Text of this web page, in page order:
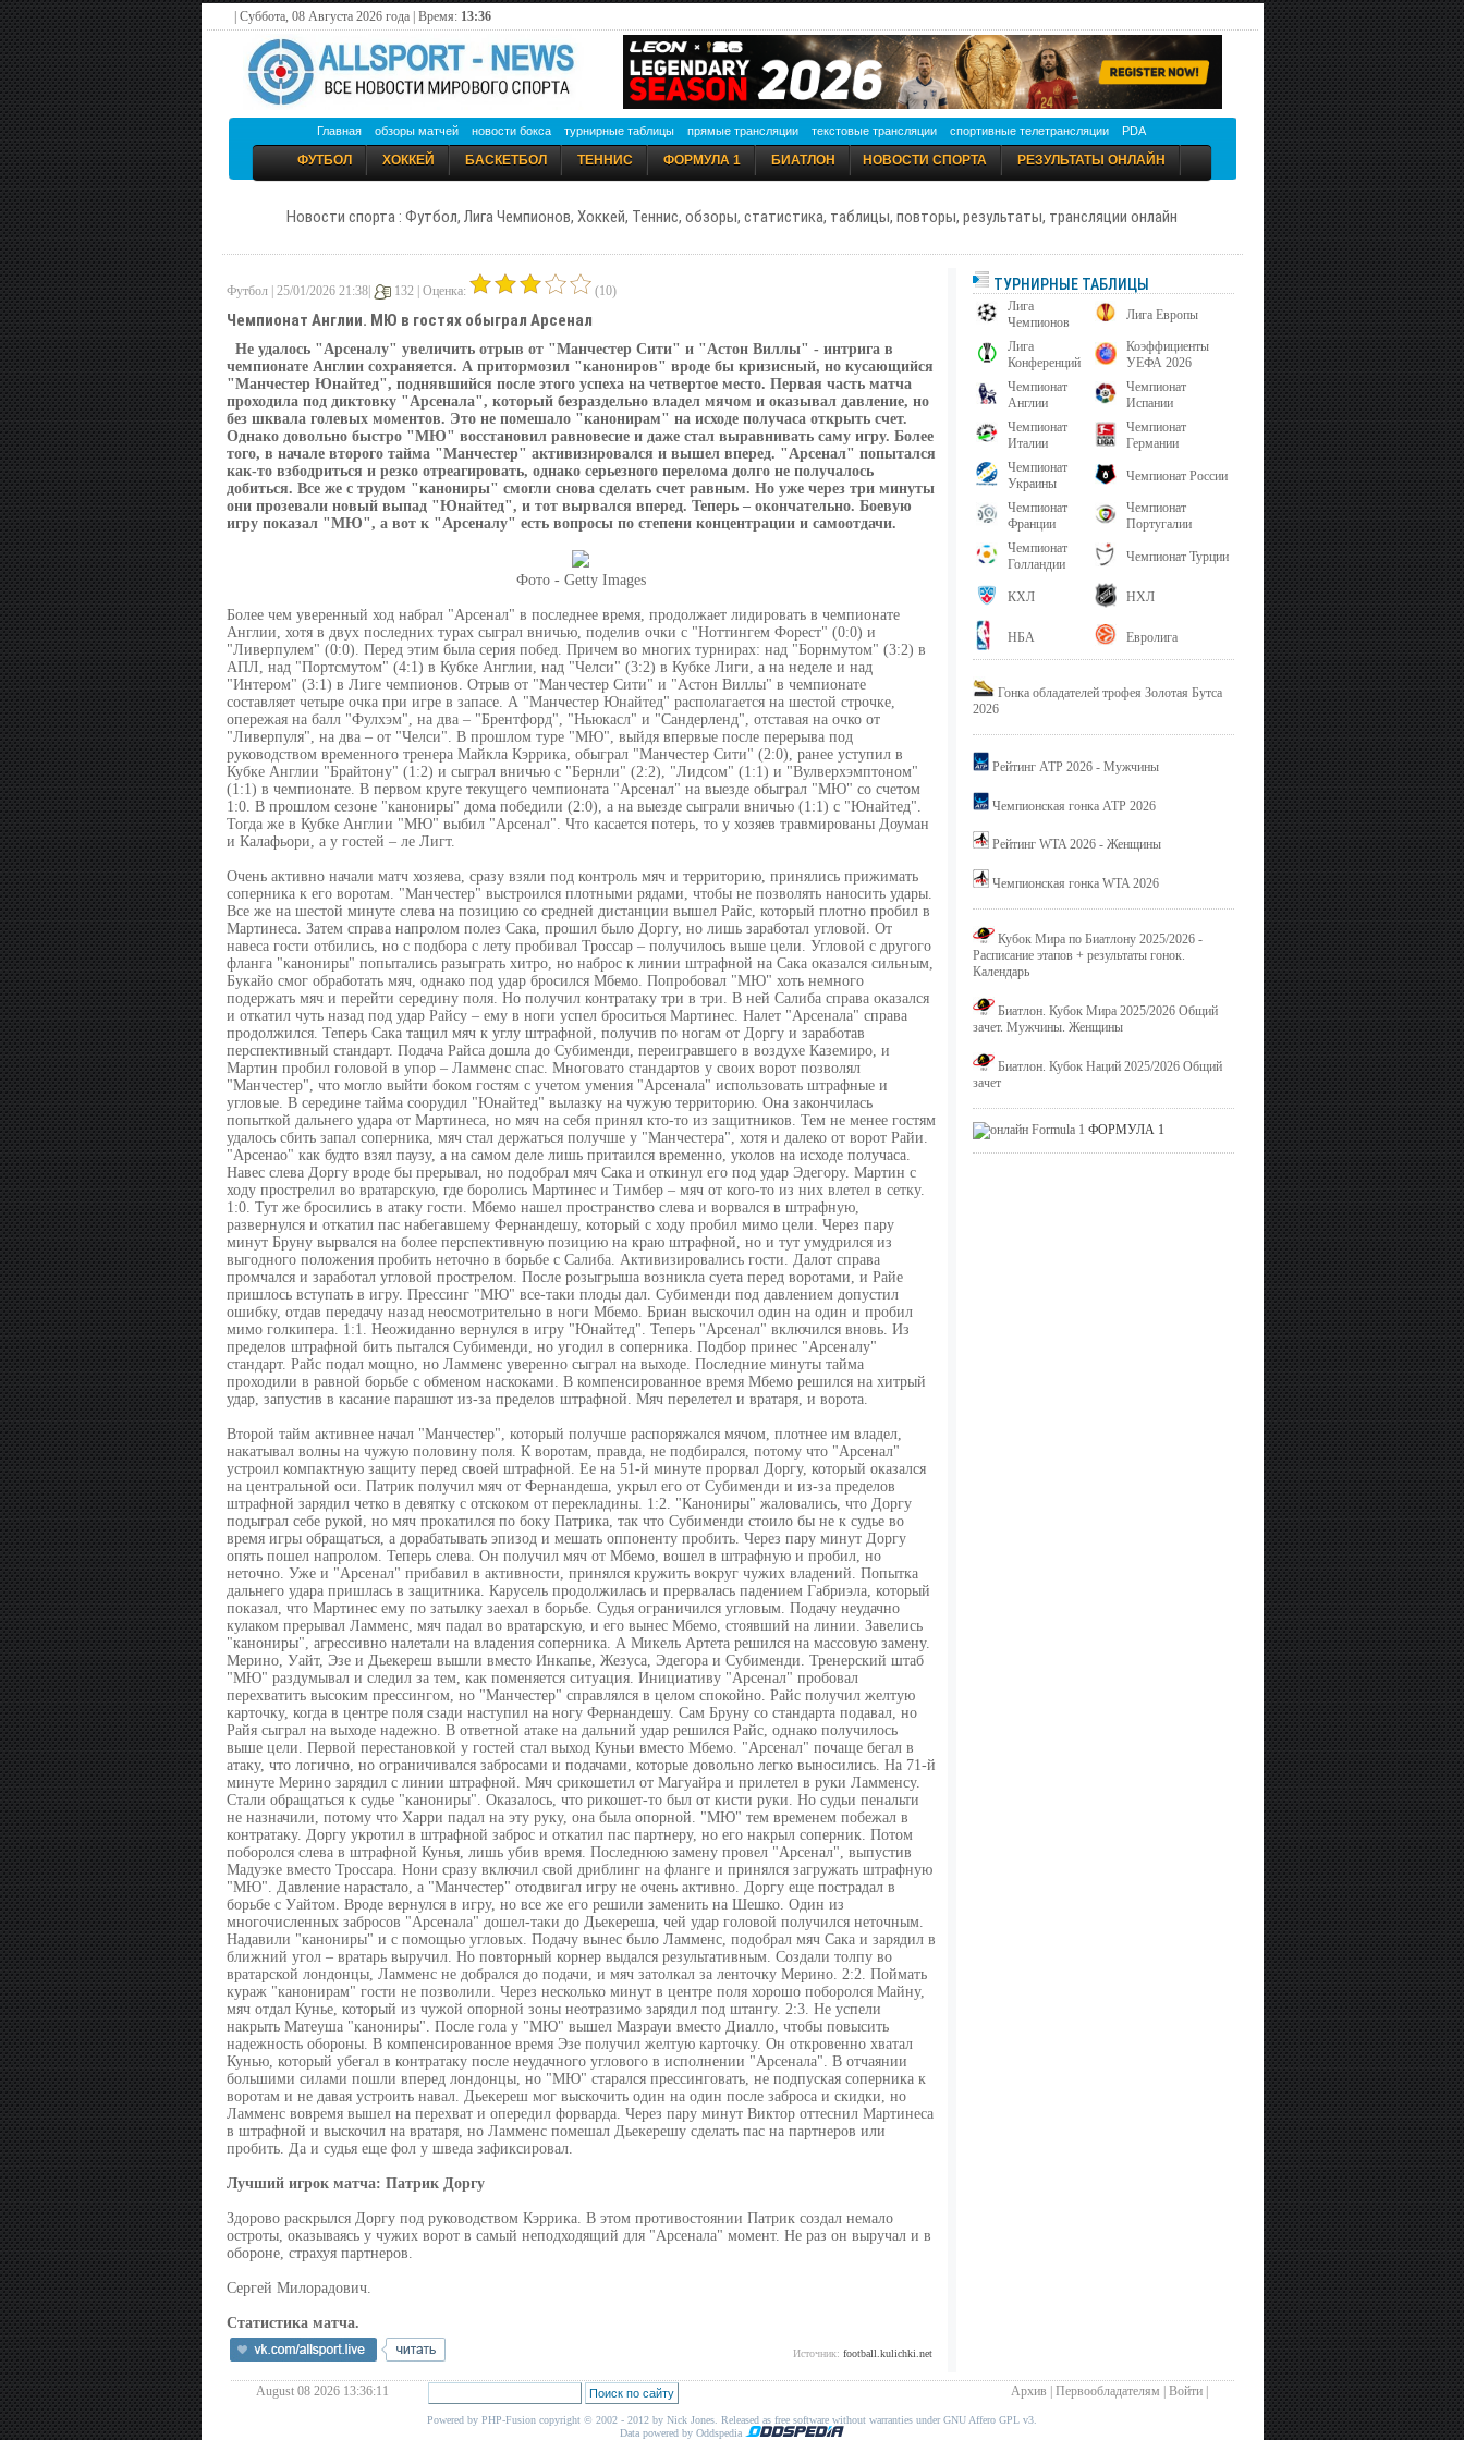
| Суббота, 08 Августа 2026 года | Время: 13:36
Главная обзоры матчей новости бокса турнирные таблицы прямые трансляции текстовые трансляции спортивные телетрансляции PDA
ФУТБОЛ ХОККЕЙ БАСКЕТБОЛ ТЕННИС ФОРМУЛА 1 БИАТЛОН НОВОСТИ СПОРТА РЕЗУЛЬТАТЫ ОНЛАЙН
Новости спорта : Футбол, Лига Чемпионов, Хоккей, Теннис, обзоры, статистика, таблицы, повторы, результаты, трансляции онлайн
Футбол | 25/01/2026 21:38| 132 | Оценка: (10)
Чемпионат Англии. МЮ в гостях обыграл Арсенал
Не удалось "Арсеналу" увеличить отрыв от "Манчестер Сити" и "Астон Виллы" - интрига в
чемпионате Англии сохраняется. А притормозил "канониров" вроде бы кризисный, но кусающийся
"Манчестер Юнайтед", поднявшийся после этого успеха на четвертое место. Первая часть матча
проходила под диктовку "Арсенала", который безраздельно владел мячом и оказывал давление, но
без шквала голевых моментов. Это не помешало "канонирам" на исходе получаса открыть счет.
Однако довольно быстро "МЮ" восстановил равновесие и даже стал выравнивать саму игру. Более
того, в начале второго тайма "Манчестер" активизировался и вышел вперед. "Арсенал" попытался
как-то взбодриться и резко отреагировать, однако серьезного перелома долго не получалось
добиться. Все же с трудом "канониры" смогли снова сделать счет равным. Но уже через три минуты
они прозевали новый выпад "Юнайтед", и тот вырвался вперед. Теперь – окончательно. Боевую
игру показал "МЮ", а вот к "Арсеналу" есть вопросы по степени концентрации и самоотдачи.
Фото - Getty Images
Более чем уверенный ход набрал "Арсенал" в последнее время, продолжает лидировать в чемпионате
Англии, хотя в двух последних турах сыграл вничью, поделив очки с "Ноттингем Форест" (0:0) и
"Ливерпулем" (0:0). Перед этим была серия побед. Причем во многих турнирах: над "Борнмутом" (3:2) в
АПЛ, над "Портсмутом" (4:1) в Кубке Англии, над "Челси" (3:2) в Кубке Лиги, а на неделе и над
"Интером" (3:1) в Лиге чемпионов. Отрыв от "Манчестер Сити" и "Астон Виллы" в чемпионате
составляет четыре очка при игре в запасе. А "Манчестер Юнайтед" располагается на шестой строчке,
опережая на балл "Фулхэм", на два – "Брентфорд", "Ньюкасл" и "Сандерленд", отставая на очко от
"Ливерпуля", на два – от "Челси". В прошлом туре "МЮ", выйдя впервые после перерыва под
руководством временного тренера Майкла Кэррика, обыграл "Манчестер Сити" (2:0), ранее уступил в
Кубке Англии "Брайтону" (1:2) и сыграл вничью с "Бернли" (2:2), "Лидсом" (1:1) и "Вулверхэмптоном"
(1:1) в чемпионате. В первом круге текущего чемпионата "Арсенал" на выезде обыграл "МЮ" со счетом
1:0. В прошлом сезоне "канониры" дома победили (2:0), а на выезде сыграли вничью (1:1) с "Юнайтед".
Тогда же в Кубке Англии "МЮ" выбил "Арсенал". Что касается потерь, то у хозяев травмированы Доуман
и Калафьори, а у гостей – ле Лигт.
Очень активно начали матч хозяева, сразу взяли под контроль мяч и территорию, принялись прижимать
соперника к его воротам. "Манчестер" выстроился плотными рядами, чтобы не позволять наносить удары.
Все же на шестой минуте слева на позицию со средней дистанции вышел Райс, который плотно пробил в
Мартинеса. Затем справа напролом полез Сака, прошил было Доргу, но лишь заработал угловой. От
навеса гости отбились, но с подбора с лету пробивал Троссар – получилось выше цели. Угловой с другого
фланга "канониры" попытались разыграть хитро, но наброс к линии штрафной на Сака оказался сильным,
Букайо смог обработать мяч, однако под удар бросился Мбемо. Попробовал "МЮ" хоть немного
подержать мяч и перейти середину поля. Но получил контратаку три в три. В ней Салиба справа оказался
и откатил чуть назад под удар Райсу – ему в ноги успел броситься Мартинес. Налет "Арсенала" справа
продолжился. Теперь Сака тащил мяч к углу штрафной, получив по ногам от Доргу и заработав
перспективный стандарт. Подача Райса дошла до Субименди, переигравшего в воздухе Каземиро, и
Мартин пробил головой в упор – Ламменс спас. Многовато стандартов у своих ворот позволял
"Манчестер", что могло выйти боком гостям с учетом умения "Арсенала" использовать штрафные и
угловые. В середине тайма соорудил "Юнайтед" вылазку на чужую территорию. Она закончилась
попыткой дальнего удара от Мартинеса, но мяч на себя принял кто-то из защитников. Тем не менее гостям
удалось сбить запал соперника, мяч стал держаться получше у "Манчестера", хотя и далеко от ворот Райи.
"Арсенао" как будто взял паузу, а на самом деле лишь притаился временно, уколов на исходе получаса.
Навес слева Доргу вроде бы прерывал, но подобрал мяч Сака и откинул его под удар Эдегору. Мартин с
ходу прострелил во вратарскую, где боролись Мартинес и Тимбер – мяч от кого-то из них влетел в сетку.
1:0. Тут же бросились в атаку гости. Мбемо нашел пространство слева и ворвался в штрафную,
развернулся и откатил пас набегавшему Фернандешу, который с ходу пробил мимо цели. Через пару
минут Бруну вырвался на более перспективную позицию на краю штрафной, но и тут умудрился из
выгодного положения пробить неточно в борьбе с Салиба. Активизировались гости. Далот справа
промчался и заработал угловой прострелом. После розыгрыша возникла суета перед воротами, и Райе
пришлось вступать в игру. Прессинг "МЮ" все-таки плоды дал. Субименди под давлением допустил
ошибку, отдав передачу назад неосмотрительно в ноги Мбемо. Бриан выскочил один на один и пробил
мимо голкипера. 1:1. Неожиданно вернулся в игру "Юнайтед". Теперь "Арсенал" включился вновь. Из
пределов штрафной бить пытался Субименди, но угодил в соперника. Подбор принес "Арсеналу"
стандарт. Райс подал мощно, но Ламменс уверенно сыграл на выходе. Последние минуты тайма
проходили в равной борьбе с обменом наскоками. В компенсированное время Мбемо решился на хитрый
удар, запустив в касание парашют из-за пределов штрафной. Мяч перелетел и вратаря, и ворота.
Второй тайм активнее начал "Манчестер", который получше распоряжался мячом, плотнее им владел,
накатывал волны на чужую половину поля. К воротам, правда, не подбирался, потому что "Арсенал"
устроил компактную защиту перед своей штрафной. Ее на 51-й минуте прорвал Доргу, который оказался
на центральной оси. Патрик получил мяч от Фернандеша, укрыл его от Субименди и из-за пределов
штрафной зарядил четко в девятку с отскоком от перекладины. 1:2. "Канониры" жаловались, что Доргу
подыграл себе рукой, но мяч прокатился по боку Патрика, так что Субименди стоило бы не к судье во
время игры обращаться, а дорабатывать эпизод и мешать оппоненту пробить. Через пару минут Доргу
опять пошел напролом. Теперь слева. Он получил мяч от Мбемо, вошел в штрафную и пробил, но
неточно. Уже и "Арсенал" прибавил в активности, принялся кружить вокруг чужих владений. Попытка
дальнего удара пришлась в защитника. Карусель продолжилась и прервалась падением Габриэла, который
показал, что Мартинес ему по затылку заехал в борьбе. Судья ограничился угловым. Подачу неудачно
кулаком прерывал Ламменс, мяч падал во вратарскую, и его вынес Мбемо, стоявший на линии. Завелись
"канониры", агрессивно налетали на владения соперника. А Микель Артета решился на массовую замену.
Мерино, Уайт, Эзе и Дьекереш вышли вместо Инкапье, Жезуса, Эдегора и Субименди. Тренерский штаб
"МЮ" раздумывал и следил за тем, как поменяется ситуация. Инициативу "Арсенал" пробовал
перехватить высоким прессингом, но "Манчестер" справлялся в целом спокойно. Райс получил желтую
карточку, когда в центре поля сзади наступил на ногу Фернандешу. Сам Бруну со стандарта подавал, но
Райя сыграл на выходе надежно. В ответной атаке на дальний удар решился Райс, однако получилось
выше цели. Первой перестановкой у гостей стал выход Куньи вместо Мбемо. "Арсенал" почаще бегал в
атаку, что логично, но ограничивался забросами и подачами, которые довольно легко выносились. На 71-й
минуте Мерино зарядил с линии штрафной. Мяч срикошетил от Магуайра и прилетел в руки Ламменсу.
Стали обращаться к судье "канониры". Оказалось, что рикошет-то был от кисти руки. Но судьи пенальти
не назначили, потому что Харри падал на эту руку, она была опорной. "МЮ" тем временем побежал в
контратаку. Доргу укротил в штрафной заброс и откатил пас партнеру, но его накрыл соперник. Потом
поборолся слева в штрафной Кунья, лишь убив время. Последнюю замену провел "Арсенал", выпустив
Мадуэке вместо Троссара. Нони сразу включил свой дриблинг на фланге и принялся загружать штрафную
"МЮ". Давление нарастало, а "Манчестер" отодвигал игру не очень активно. Доргу еще пострадал в
борьбе с Уайтом. Вроде вернулся в игру, но все же его решили заменить на Шешко. Один из
многочисленных забросов "Арсенала" дошел-таки до Дьекереша, чей удар головой получился неточным.
Надавили "канониры" и с помощью угловых. Подачу вынес было Ламменс, подобрал мяч Сака и зарядил в
ближний угол – вратарь выручил. Но повторный корнер выдался результативным. Создали толпу во
вратарской лондонцы, Ламменс не добрался до подачи, и мяч затолкал за ленточку Мерино. 2:2. Поймать
кураж "канонирам" гости не позволили. Через несколько минут в центре поля хорошо поборолся Майну,
мяч отдал Кунье, который из чужой опорной зоны неотразимо зарядил под штангу. 2:3. Не успели
накрыть Матеуша "канониры". После гола у "МЮ" вышел Мазрауи вместо Диалло, чтобы повысить
надежность обороны. В компенсированное время Эзе получил желтую карточку. Он откровенно хватал
Кунью, который убегал в контратаку после неудачного углового в исполнении "Арсенала". В отчаянии
большими силами пошли вперед лондонцы, но "МЮ" старался прессинговать, не подпуская соперника к
воротам и не давая устроить навал. Дьекереш мог выскочить один на один после заброса и скидки, но
Ламменс вовремя вышел на перехват и опередил форварда. Через пару минут Виктор оттеснил Мартинеса
в штрафной и выскочил на вратаря, но Ламменс помешал Дьекерешу сделать пас на партнеров или
пробить. Да и судья еще фол у шведа зафиксировал.
Лучший игрок матча: Патрик Доргу
Здорово раскрылся Доргу под руководством Кэррика. В этом противостоянии Патрик создал немало
остроты, оказываясь у чужих ворот в самый неподходящий для "Арсенала" момент. Не раз он выручал и в
обороне, страхуя партнеров.
Сергей Милорадович.
Статистика матча.
Источник: football.kulichki.net
ТУРНИРНЫЕ ТАБЛИЦЫ
Лига
Чемпионов
Лига Европы
Лига
Конференций
Коэффициенты
УЕФА 2026
Чемпионат
Англии
Чемпионат
Испании
Чемпионат
Италии
Чемпионат
Германии
Чемпионат
Украины
Чемпионат России
Чемпионат
Франции
Чемпионат
Португалии
Чемпионат
Голландии
Чемпионат Турции
КХЛ НХЛ
НБА Евролига
Гонка обладателей трофея Золотая Бутса
2026
Рейтинг ATP 2026 - Мужчины
Чемпионская гонка ATP 2026
Рейтинг WTA 2026 - Женщины
Чемпионская гонка WTA 2026
Кубок Мира по Биатлону 2025/2026 -
Расписание этапов + результаты гонок.
Календарь
Биатлон. Кубок Мира 2025/2026 Общий
зачет. Мужчины. Женщины
Биатлон. Кубок Наций 2025/2026 Общий
зачет
ФОРМУЛА 1
August 08 2026 13:36:11 Архив Первообладателям Войти
Powered by PHP-Fusion copyright © 2002 - 2012 by Nick Jones. Released as free software without warranties underGNU Affero GPL v3.
Data powered by Oddspedia